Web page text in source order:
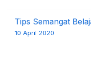
Tips Semangat
10 April 2020